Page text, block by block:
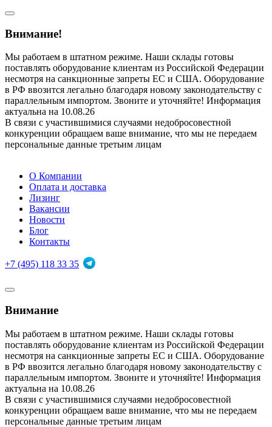
Внимание!
Мы работаем в штатном режиме. Наши склады готовы
поставлять оборудование клиентам из Российской Федерации
несмотря на санкционные запреты ЕС и США. Оборудование
в РФ ввозится легально благодаря новому законодательству с
параллельным импортом. Звоните и уточняйте! Информация
актуальна на 10.08.26
В связи с участившимися случаями недобросовестной
конкуренции обращаем ваше внимание, что мы не передаем
персональные данные третьим лицам
О Компании
Оплата и доставка
Лизинг
Вакансии
Новости
Блог
Контакты
+7 (495) 118 33 35
Внимание
Мы работаем в штатном режиме. Наши склады готовы
поставлять оборудование клиентам из Российской Федерации
несмотря на санкционные запреты ЕС и США. Оборудование
в РФ ввозится легально благодаря новому законодательству с
параллельным импортом. Звоните и уточняйте! Информация
актуальна на 10.08.26
В связи с участившимися случаями недобросовестной
конкуренции обращаем ваше внимание, что мы не передаем
персональные данные третьим лицам